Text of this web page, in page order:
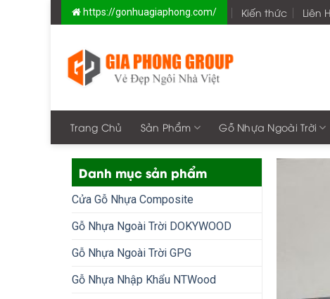
to
https://gonhuagiaphong.com/ Kiến thức Liên
Trang Chủ Sản Phẩm Gỗ Nhựa Ngoài Trời
Danh mục sản phẩm
Cửa Gỗ Nhựa Composite
Gỗ Nhựa Ngoài Trời DOKYWOOD
Gỗ Nhựa Ngoài Trời GPG
Gỗ Nhựa Nhập Khẩu NTWood